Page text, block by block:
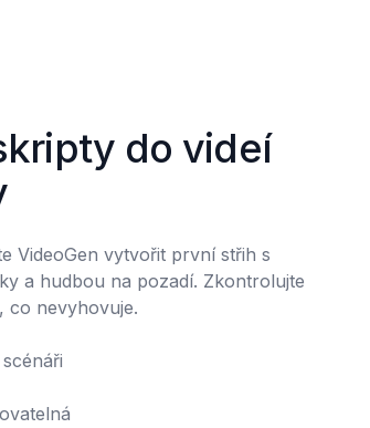
do videí
VideoGen vytvořit první střih s
a hudbou na pozadí. Zkontrolujte
co nevyhovuje.